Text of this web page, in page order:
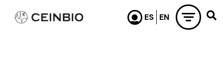
Pasar al contenido principal